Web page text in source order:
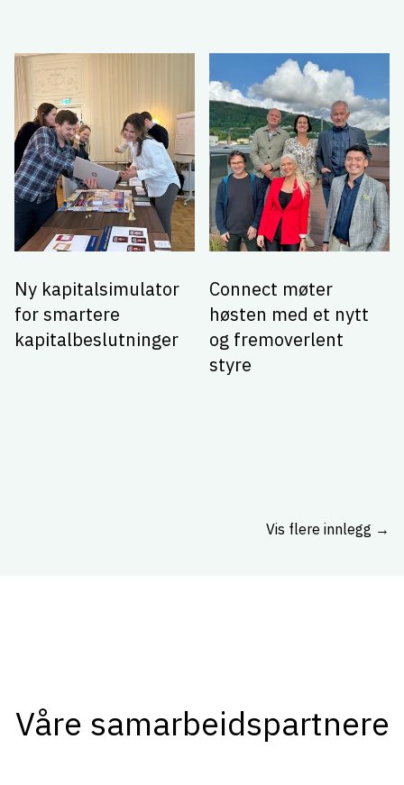
Ny kapitalsimulator
for smartere
kapitalbeslutninger
Connect møter
høsten med et nytt
og fremoverlent
styre
Vis flere innlegg →
Våre samarbeidspartnere